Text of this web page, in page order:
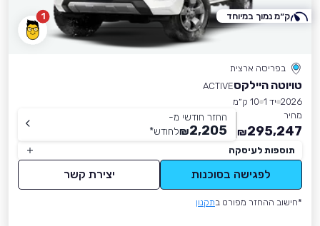
1
בפריסה ארצית
טויוטה היילקסACTIVE
2026 יד 1
10 ק״מ
מחיר
295,247
₪
החזר חודשי מ-
2,205
₪לחודש*
תוספות לעיסקה
לפגישה בסוכנות יצירת קשר
*חישוב ההחזר מפורט בתקנון
ק״מ נמוך במיוחד